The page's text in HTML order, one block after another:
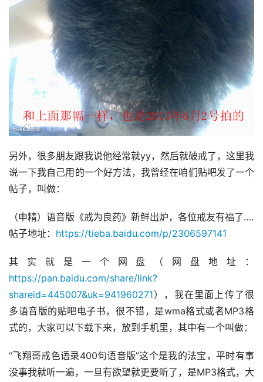
另外，很多朋友跟我说他经常就yy，然后就破戒了，这里我
说一下我自己用的一个好方法，我曾经在咱们贴吧发了一个
帖子，叫做：
（申精）语音版《戒为良药》新鲜出炉，各位戒友有福了….
帖子地址： https://tieba.baidu.com/p/2306597141
其实就是一个网盘（网盘地址：
https://pan.baidu.com/share/link?
shareid=445007&uk=941960271），我在里面上传了很
多语音版的贴吧电子书，很不错，是wma格式或者MP3格
式的，大家可以下载下来，放到手机里，其中有一个叫做：
“飞翔哥戒色语录400句语音版”这个是我的法宝，平时有事
没事我就听一遍，一旦有欲望就更要听了，是MP3格式，大